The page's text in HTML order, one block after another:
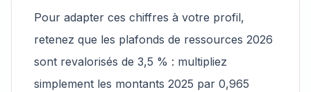
Pour adapter ces chiffres à votre profil,
retenez que les plafonds de ressources 2026
sont revalorisés de 3,5 % : multipliez
simplement les montants 2025 par 0,965